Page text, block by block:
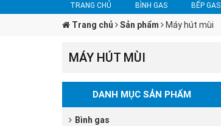
TRANG CHỦ BÌNH GAS BẾP GAS
Trang chủ Sản phẩm Máy hút mùi
MÁY HÚT MÙI
DANH MỤC SẢN PHẨM
Bình gas